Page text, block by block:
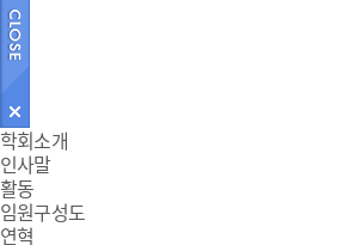
주
메
학회소개
인사말
활동
임원구성도
연혁